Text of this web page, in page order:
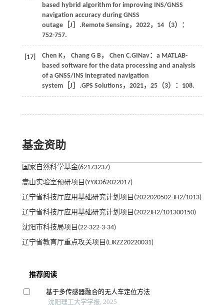
based hybrid algorithm for improving INS/GNSS
navigation accuracy during GNSS
outage［J］.Remote Sensing， 2022， 14（3）：
752-757.
[17] Chen K， Chang G B， Chen C.GINav：a MATLAB-
based software for the data processing and analysis
of a GNSS/INS integrated navigation
system［J］.GPS Solutions， 2021， 25（3）：108.
基金资助
国家自然科学基金(62173237)
嵩山实验室预研项目(YYJC062022017)
辽宁省科技厅应用基础研究计划项目(2022020502-JH2/1013)
辽宁省科技厅应用基础研究计划项目(2022JH2/101300150)
沈阳市科技局项目(22-322-3-34)
辽宁省教育厅重点攻关项目(LJKZZ20220031)